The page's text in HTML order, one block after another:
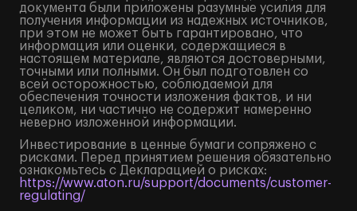
документа были приложены разумные усилия для
получения информации из надежных источников,
при этом не может быть гарантировано, что
информация или оценки, содержащиеся в
настоящем материале, являются достоверными,
точными или полными. Он был подготовлен со
всей осторожностью, соблюдаемой для
обеспечения точности изложения фактов, и ни
целиком, ни частично не содержит намеренно
неверно изложенной информации.
Инвестирование в ценные бумаги сопряжено с
рисками. Перед принятием решения обязательно
ознакомьтесь с Декларацией о рисках:
https://www.aton.ru/support/documents/customer-
regulating/